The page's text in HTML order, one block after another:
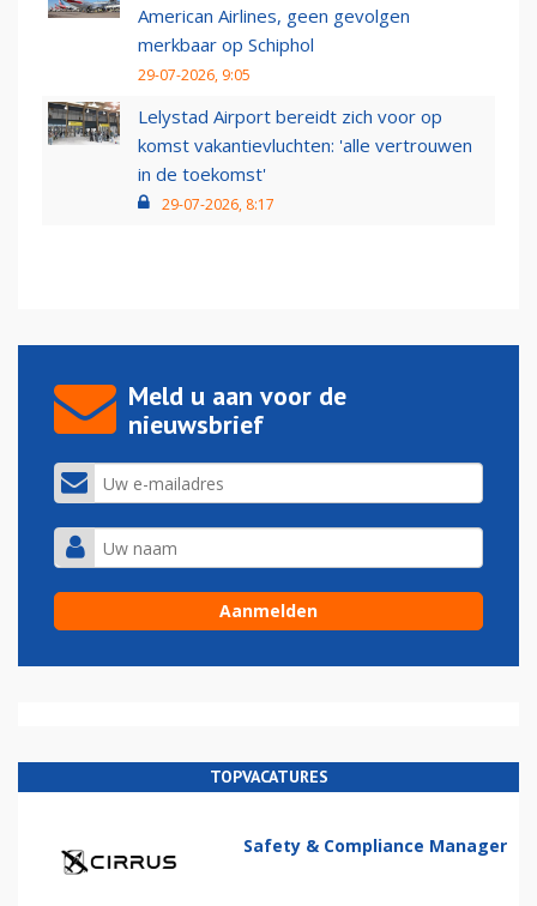
American Airlines, geen gevolgen
merkbaar op Schiphol
29-07-2026, 9:05
Lelystad Airport bereidt zich voor op
komst vakantievluchten: 'alle vertrouwen
in de toekomst'
29-07-2026, 8:17
Meld u aan voor de
nieuwsbrief
TOPVACATURES
Safety & Compliance Manager